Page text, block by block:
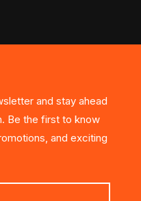
and stay ahead
Be the first to know
and exciting